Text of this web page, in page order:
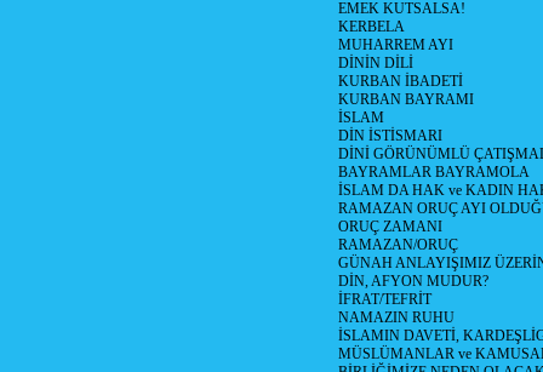
EMEK KUTSALSA!
KERBELA
MUHARREM AYI
DİNİN DİLİ
KURBAN İBADETİ
KURBAN BAYRAMI
İSLAM
DİN İSTİSMARI
DİNİ GÖRÜNÜMLÜ
BAYRAMLAR BAYRAMOLA
İSLAM DA HAK ve KADIN
RAMAZAN ORUÇ AYI
ORUÇ ZAMANI
RAMAZAN/ORUÇ
GÜNAH ANLAYIŞIMIZ
DİN, AFYON MUDUR?
İFRAT/TEFRİT
NAMAZIN RUHU
İSLAMIN DAVETİ,
MÜSLÜMANLAR ve